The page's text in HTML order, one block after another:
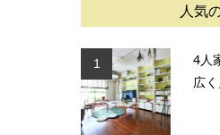
人気
1
4人
広